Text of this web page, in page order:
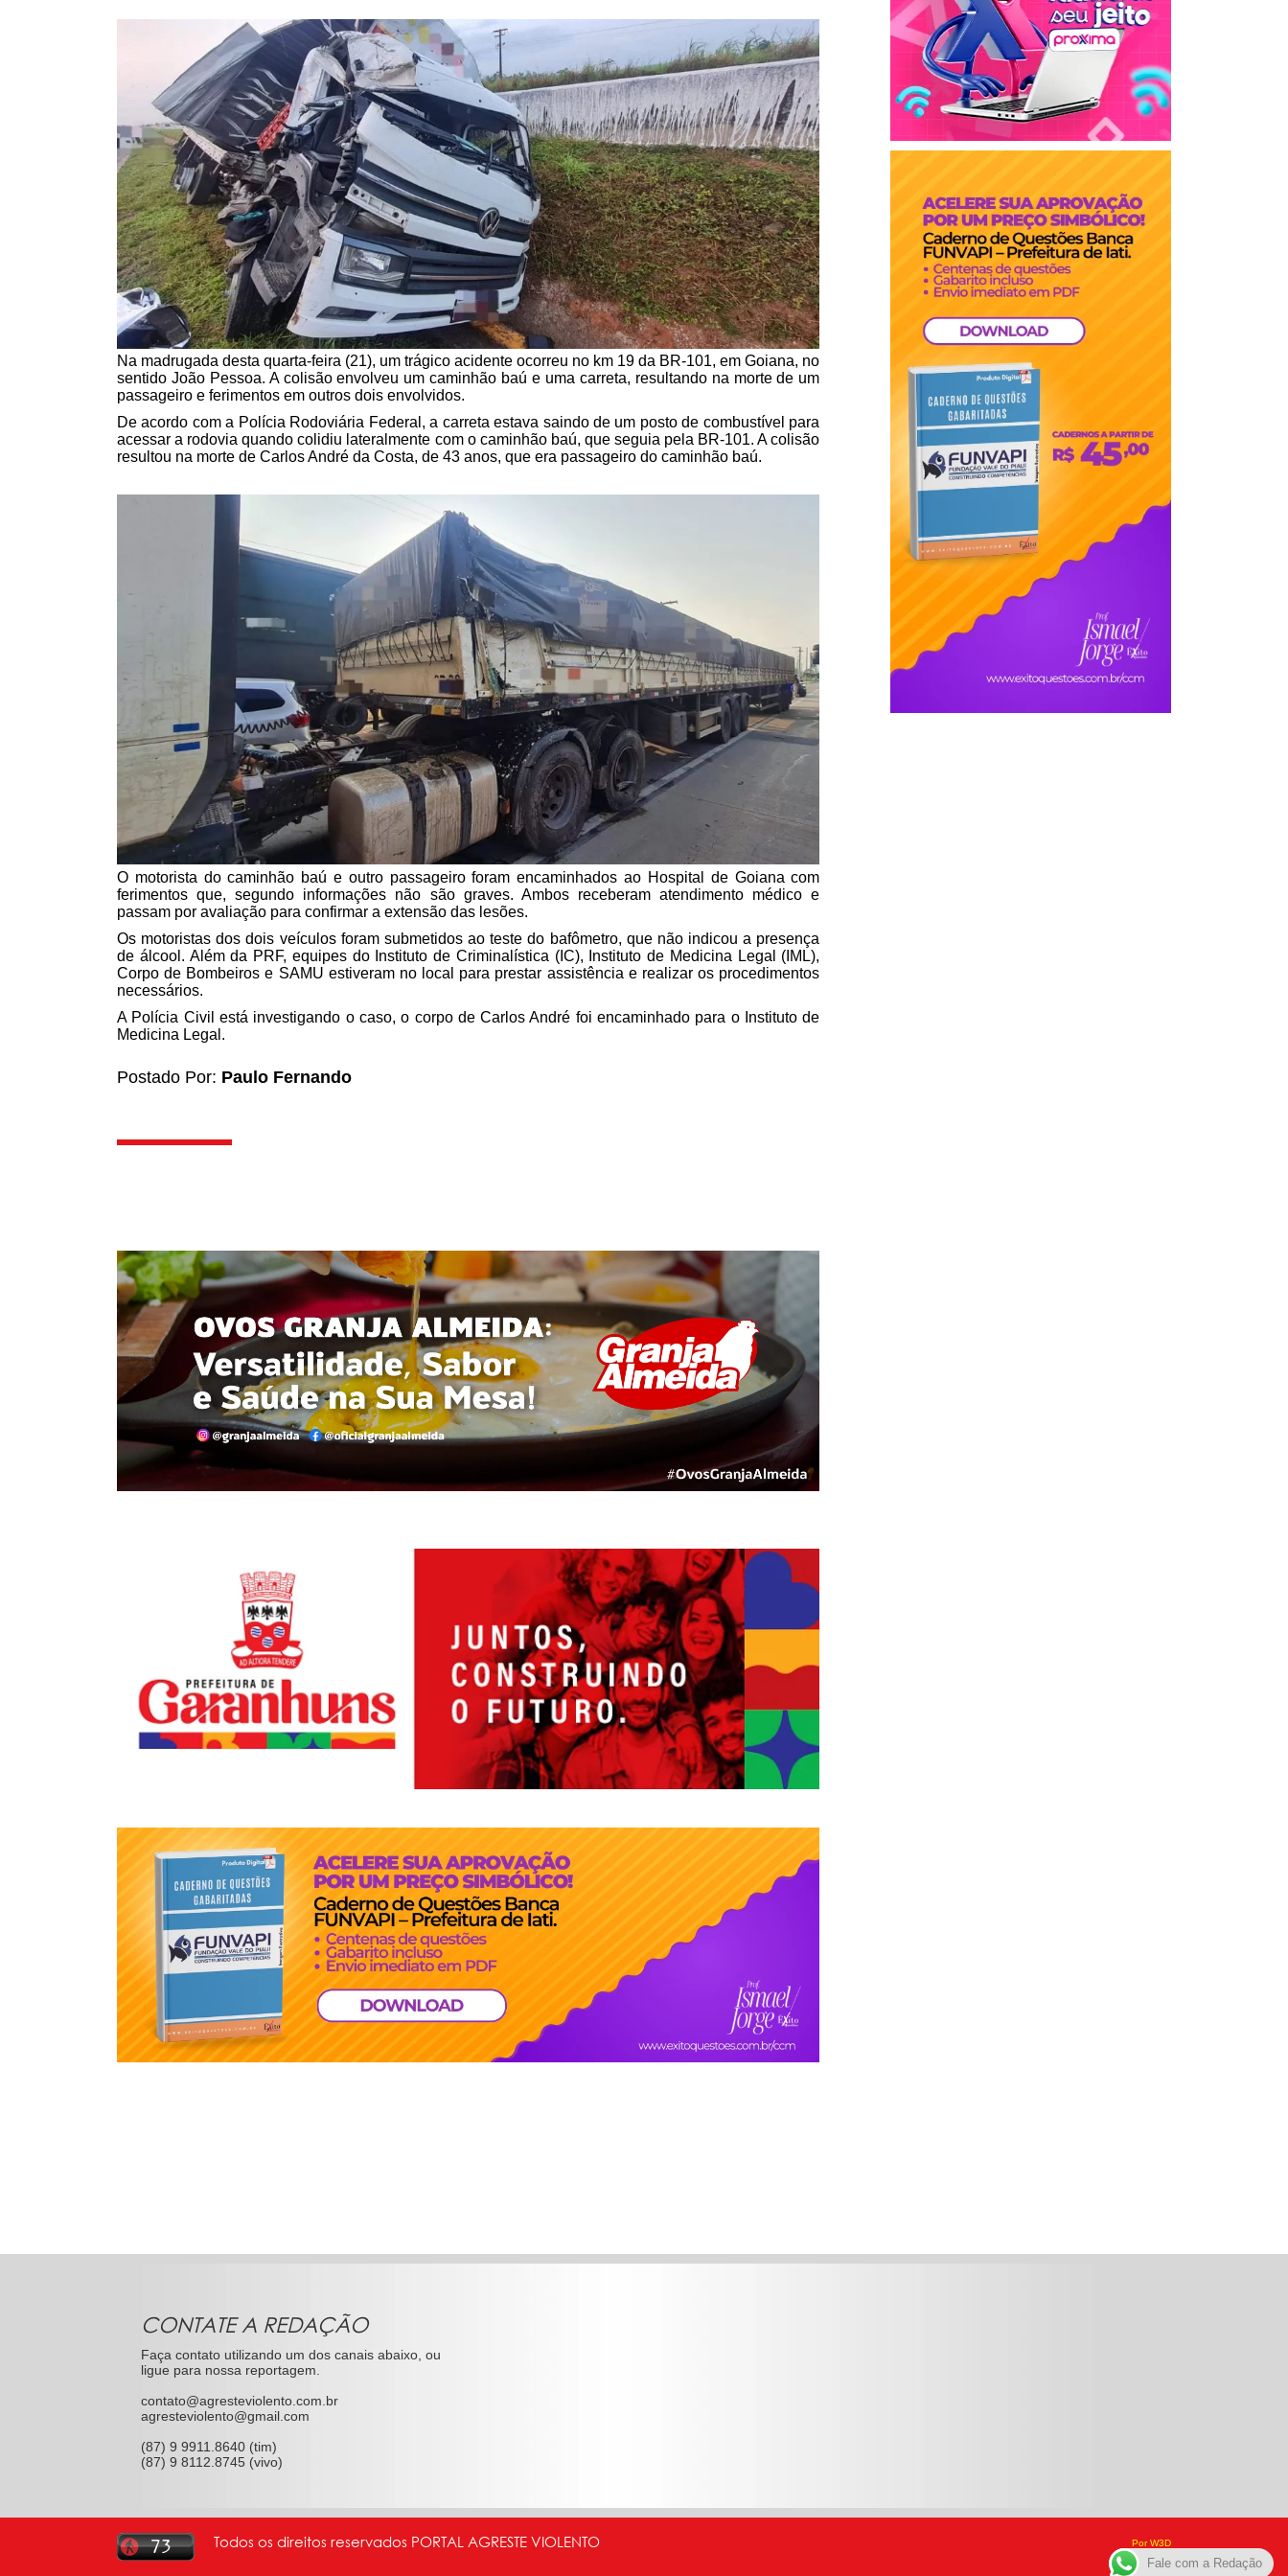
Na madrugada desta quarta-feira (21), um trágico acidente ocorreu no km 19 da BR-101, em Goiana, no
sentido João Pessoa. A colisão envolveu um caminhão baú e uma carreta, resultando na morte de um
passageiro e ferimentos em outros dois envolvidos.
De acordo com a Polícia Rodoviária Federal, a carreta estava saindo de um posto de combustível para
acessar a rodovia quando colidiu lateralmente com o caminhão baú, que seguia pela BR-101. A colisão
resultou na morte de Carlos André da Costa, de 43 anos, que era passageiro do caminhão baú.
O motorista do caminhão baú e outro passageiro foram encaminhados ao Hospital de Goiana com
ferimentos que, segundo informações não são graves. Ambos receberam atendimento médico e
passam por avaliação para confirmar a extensão das lesões.
Os motoristas dos dois veículos foram submetidos ao teste do bafômetro, que não indicou a presença
de álcool. Além da PRF, equipes do Instituto de Criminalística (IC), Instituto de Medicina Legal (IML),
Corpo de Bombeiros e SAMU estiveram no local para prestar assistência e realizar os procedimentos
necessários.
A Polícia Civil está investigando o caso, o corpo de Carlos André foi encaminhado para o Instituto de
Medicina Legal.
Postado Por: Paulo Fernando
CONTATE A REDAÇÃO
Faça contato utilizando um dos canais abaixo, ou
ligue para nossa reportagem.
contato@agresteviolento.com.br
agresteviolento@gmail.com
(87) 9 9911.8640 (tim)
(87) 9 8112.8745 (vivo)
Todos os direitos reservados PORTAL AGRESTE VIOLENTO Por W3D
Fale com a Redação